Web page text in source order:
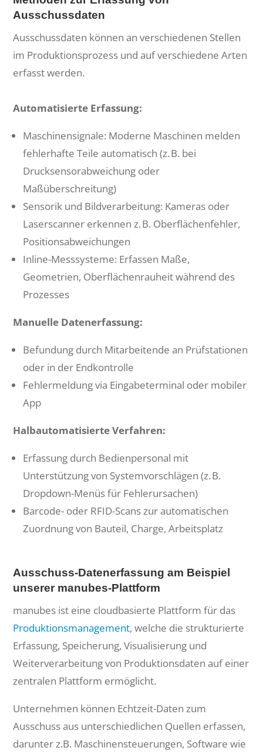
Ausschussdaten
Ausschussdaten können an verschiedenen Stellen
im Produktionsprozess und auf verschiedene Arten
erfasst werden.
Automatisierte Erfassung:
Maschinensignale: Moderne Maschinen melden
fehlerhafte Teile automatisch (z. B. bei
Drucksensorabweichung oder
Maßüberschreitung)
Sensorik und Bildverarbeitung: Kameras oder
Laserscanner erkennen z. B. Oberflächenfehler,
Positionsabweichungen
Inline-Messsysteme: Erfassen Maße,
Geometrien, Oberflächenrauheit während des
Prozesses
Manuelle Datenerfassung:
Befundung durch Mitarbeitende an Prüfstationen
oder in der Endkontrolle
Fehlermeldung via Eingabeterminal oder mobiler
App
Halbautomatisierte Verfahren:
Erfassung durch Bedienpersonal mit
Unterstützung von Systemvorschlägen (z. B.
Dropdown-Menüs für Fehlerursachen)
Barcode- oder RFID-Scans zur automatischen
Zuordnung von Bauteil, Charge, Arbeitsplatz
Ausschuss-Datenerfassung am Beispiel
unserer manubes-Plattform
manubes ist eine cloudbasierte Plattform für das
Produktionsmanagement, welche die strukturierte
Erfassung, Speicherung, Visualisierung und
Weiterverarbeitung von Produktionsdaten auf einer
zentralen Plattform ermöglicht.
Unternehmen können Echtzeit-Daten zum
Ausschuss aus unterschiedlichen Quellen erfassen,
darunter z.B. Maschinensteuerungen, Software wie